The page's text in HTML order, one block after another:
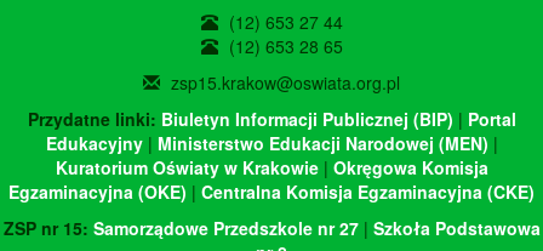
(12) 653 27 44
(12) 653 28 65
zsp15.krakow@oswiata.org.pl
Przydatne linki: Biuletyn Informacji Publicznej (BIP) | Portal
Edukacyjny| Ministerstwo Edukacji Narodowej (MEN) |
Kuratorium Oświaty w Krakowie| Okręgowa Komisja
Egzaminacyjna (OKE) | Centralna Komisja Egzaminacyjna (CKE)
ZSP nr 15: Samorządowe Przedszkole nr 27| Szkoła Podstawowa